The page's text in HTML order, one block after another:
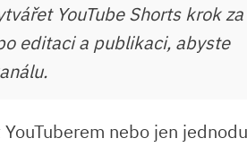
YouTube Shorts krok
editaci a publikaci, abyste
nebo jen